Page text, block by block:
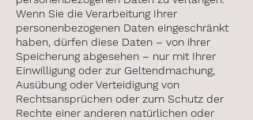
Wenn Sie die Verarbeitung Ihrer
personenbezogenen Daten eingeschränkt
haben, dürfen diese Daten – von ihrer
Speicherung abgesehen – nur mit Ihrer
Einwilligung oder zur Geltendmachung,
Ausübung oder Verteidigung von
Rechtsansprüchen oder zum Schutz der
Rechte einer anderen natürlichen oder